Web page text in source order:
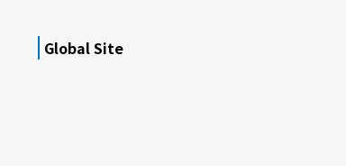
Global Site